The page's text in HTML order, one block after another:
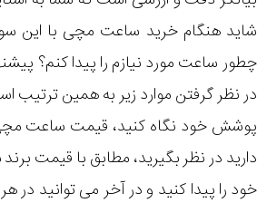
شاید هنگام خرید ساعت مچی با این
چطور ساعت مورد نیازم را پیدا کنم؟
در نظر گرفتن موارد زیر به همین ترتیب
پوشش خود نگاه کنید، قیمت ساعت
دارید در نظر بگیرید، مطابق با قیمت
خود را پیدا کنید و در آخر می توانید در
رابر -
برزنت)
بیشتر...
صفحه
مقاوم
در